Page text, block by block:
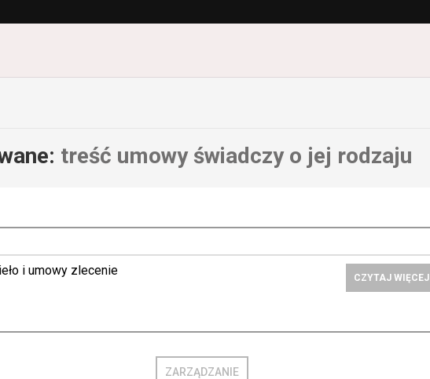
treść umowy świadczy o jej rodzaju
i umowy zlecenie CZYTAJ WIĘCEJ
ZARZĄDZANIE